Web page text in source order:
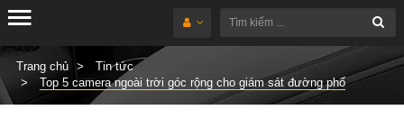
Trang chủ
Tin tức
Top 5 camera ngoài trời góc rộng cho giám sát đường phố